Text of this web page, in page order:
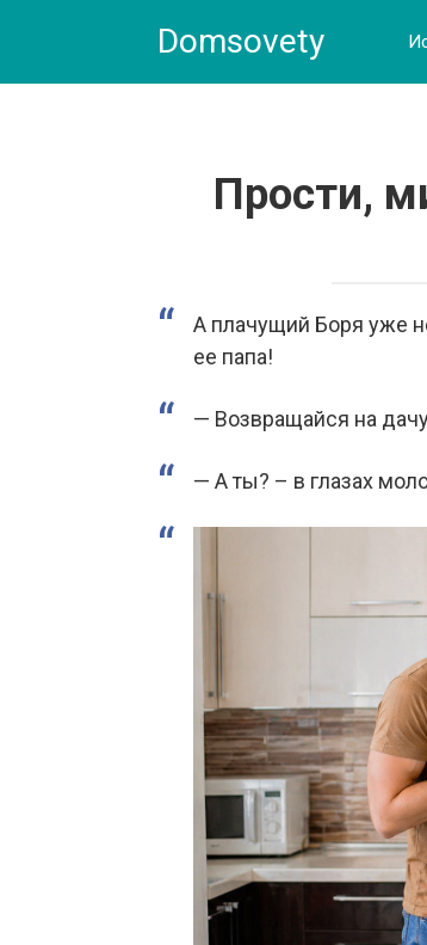
Domsovety
Прости,
А плачущий Боря уже
ее папа!
— Возвращайся на
— А ты? – в глазах